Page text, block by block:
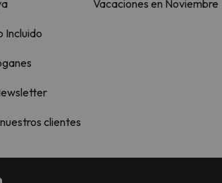
Incluido
clientes
Vacaciones en Noviembre